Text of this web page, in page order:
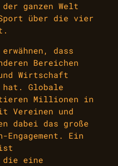
ganzen Welt
über die vier
dass
Bereichen
Wirtschaft
hat. Globale
Millionen in
Vereinen und
dabei das große
Engagement. Ein
die eine